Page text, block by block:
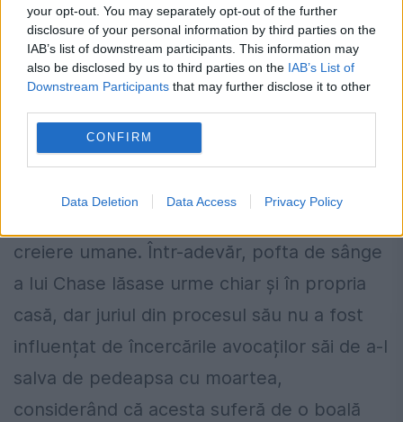
your opt-out. You may separately opt-out of the further
disclosure of your personal information by third parties on the
IAB’s list of downstream participants. This information may
also be disclosed by us to third parties on the IAB’s List of
Downstream Participants that may further disclose it to other
CONFIRM
Data Deletion Data Access Privacy Policy
inclusiv pe Evelyn Miroth, care a fost găsită
parțial canibalizată, lipsită de mai multe
organe.
În urma arestării lui Chase, autoritățile au
descoperit că toate ustensilele sale de
bucătărie aveau pete de sânge pe ele și că
creiere umane. Într-adevăr, pofta de sânge
a lui Chase lăsase urme chiar și în propria
casă, dar juriul din procesul său nu a fost
influențat de încercările avocaților săi de a-l
salva de pedeapsa cu moartea,
considerând că acesta suferă de o boală